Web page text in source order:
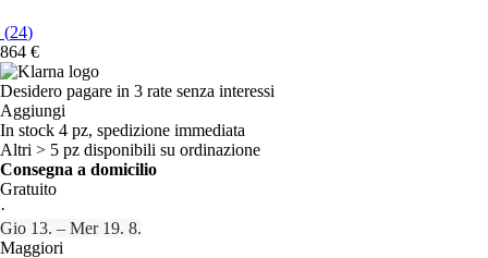
(24)
864 €
Desidero pagare in 3 rate senza interessi
Aggiungi
In stock 4 pz, spedizione immediata
Altri > 5 pz disponibili su ordinazione
Consegna a domicilio
Gratuito
·
Gio 13. – Mer 19. 8.
Maggiori